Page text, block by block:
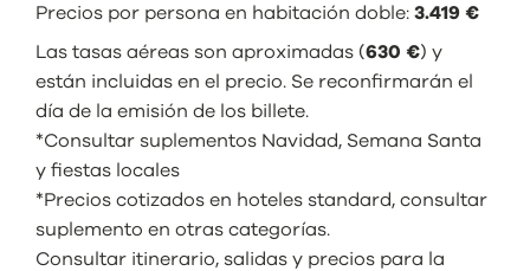
Precios por persona en habitación doble: 3.419 €
Las tasas aéreas son aproximadas (630 €) y
están incluidas en el precio. Se reconfirmarán el
día de la emisión de los billete.
*Consultar suplementos Navidad, Semana Santa
y fiestas locales
*Precios cotizados en hoteles standard, consultar
suplemento en otras categorías.
Consultar itinerario, salidas y precios para la